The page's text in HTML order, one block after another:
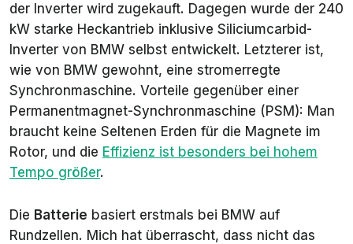
der Inverter wird zugekauft. Dagegen wurde der 240
kW starke Heckantrieb inklusive Siliciumcarbid-
Inverter von BMW selbst entwickelt. Letzterer ist,
wie von BMW gewohnt, eine stromerregte
Synchronmaschine. Vorteile gegenüber einer
Permanentmagnet-Synchronmaschine (PSM): Man
braucht keine Seltenen Erden für die Magnete im
Rotor, und die Effizienz ist besonders bei hohem
Tempo größer.
Die Batterie basiert erstmals bei BMW auf
Rundzellen. Mich hat überrascht, dass nicht das